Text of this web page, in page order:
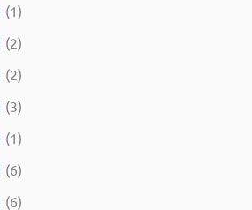
(1)
(2)
(2)
(3)
(1)
(6)
(6)